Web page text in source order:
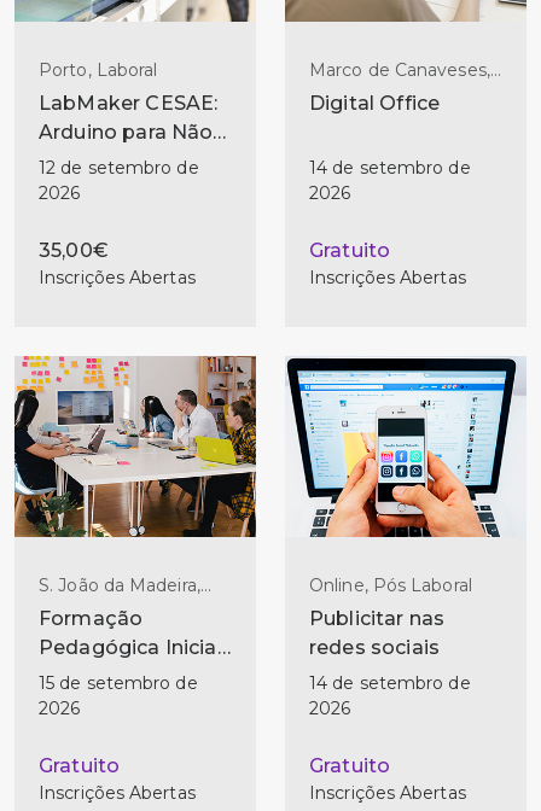
Porto, Laboral
LabMaker CESAE:
Arduino para Não-
Programadores
12 de setembro de
2026
35,00€
Inscrições Abertas
Marco de Canaveses,
Laboral
Digital Office
14 de setembro de
2026
Gratuito
Inscrições Abertas
S. João da Madeira,
Pós Laboral
Formação
Pedagógica Inicial
de Formadores - (2
ed)
15 de setembro de
2026
Gratuito
Inscrições Abertas
Online, Pós Laboral
Publicitar nas
redes sociais
14 de setembro de
2026
Gratuito
Inscrições Abertas